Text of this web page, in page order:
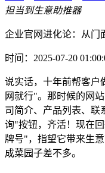
担当到生意助推器
企业官网进化论：从门
时间：2025-07-20
说实话，十年前帮客户
网就行"。那时候的网
司简介、产品列表、联
询"按钮，齐活！现在
牌号"，指望它带来生
成菜园子差不多。